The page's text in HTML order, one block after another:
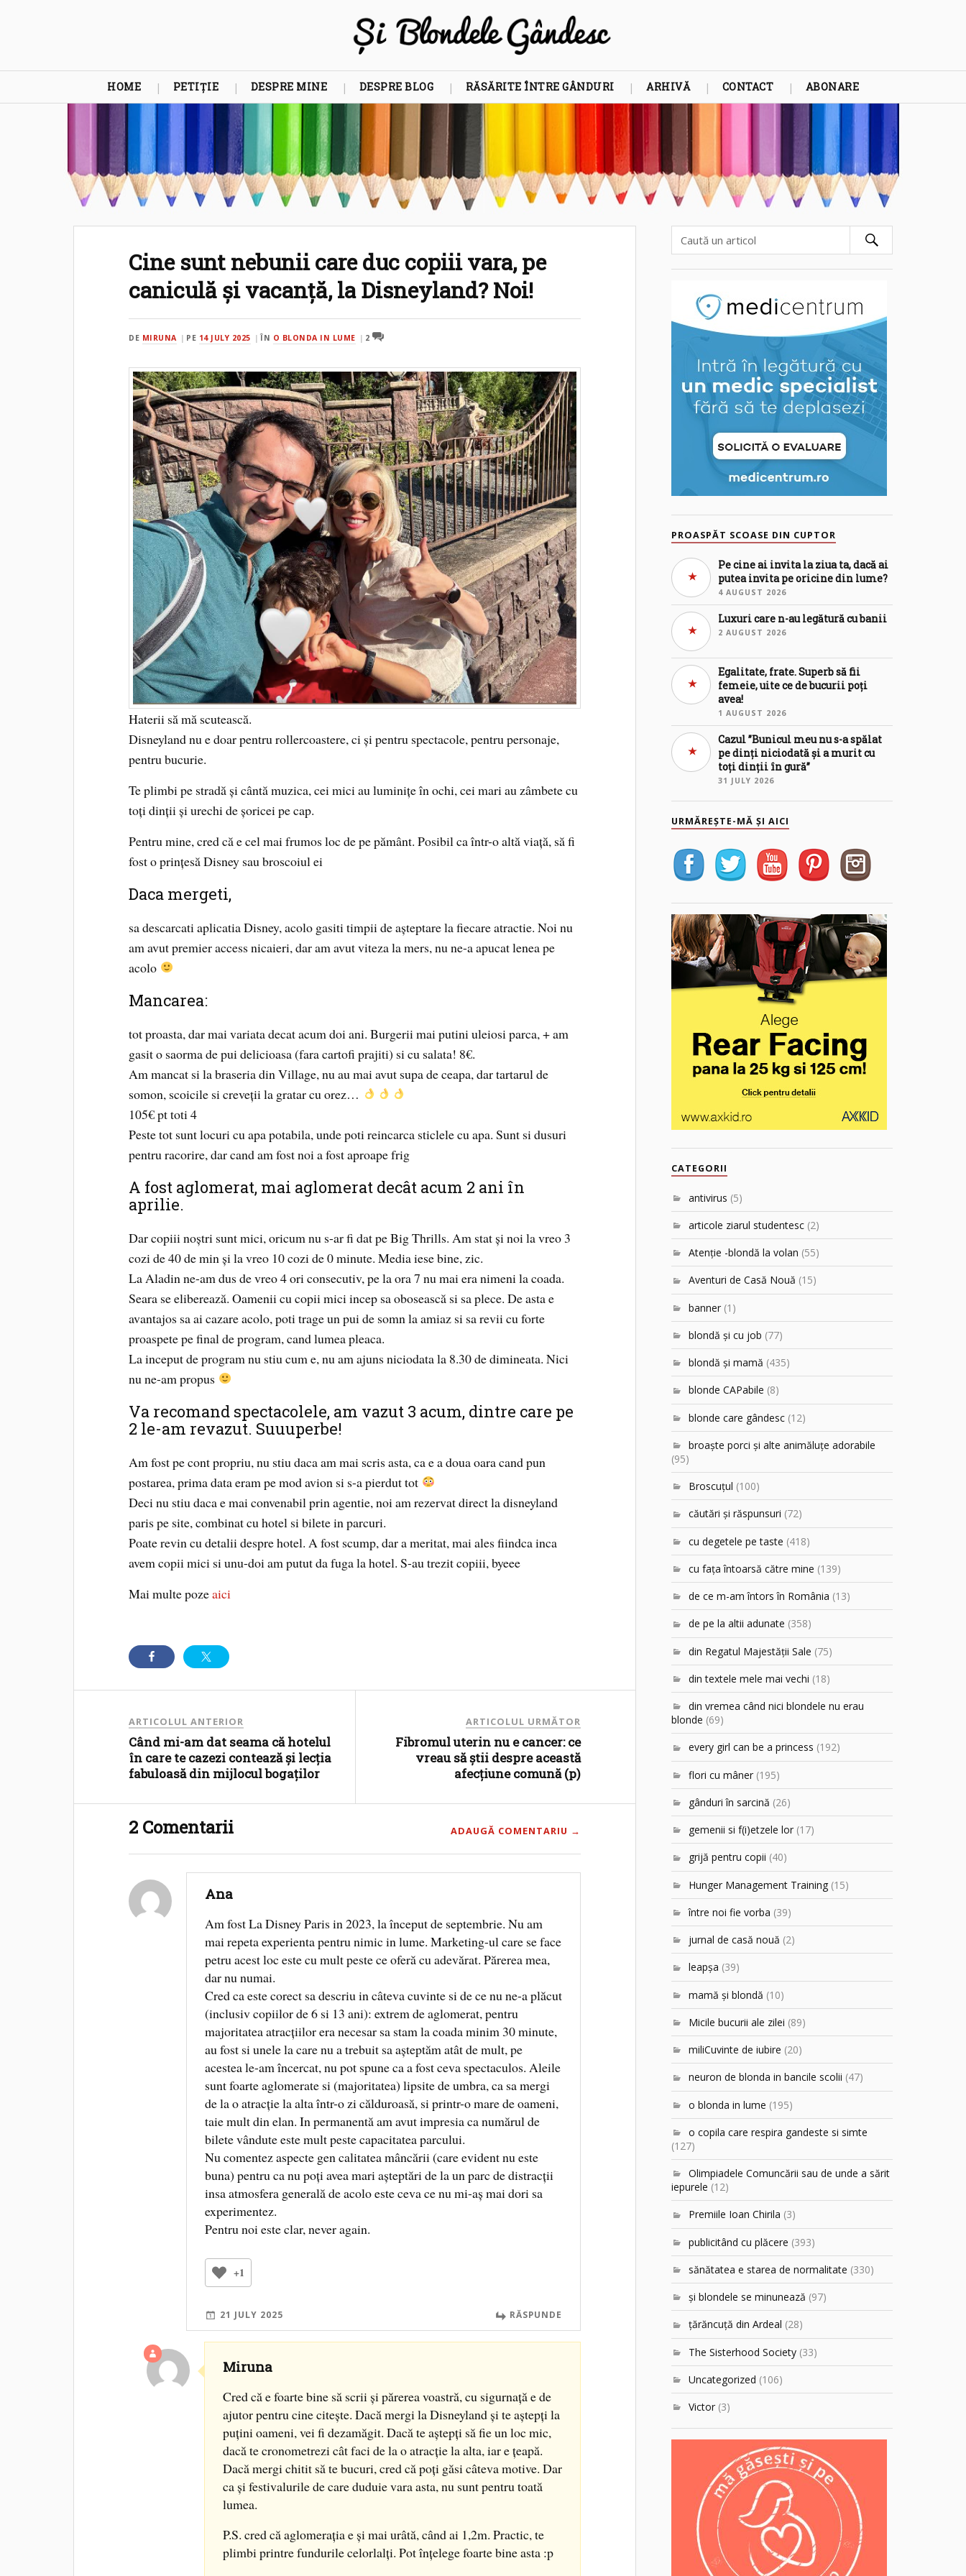
HOME PETIȚIE DESPRE MINE DESPRE BLOG RĂSĂRITE ÎNTRE GÂNDURI ARHIVĂ CONTACT ABONARE
Cine sunt nebunii care duc copiii vara, pe
caniculă și vacanță, la Disneyland? Noi!
DE MIRUNA PE 14 JULY 2025 ÎN O BLONDA IN LUME 2
Haterii să mă scutească.
Disneyland nu e doar pentru rollercoastere, ci și pentru spectacole, pentru personaje,
pentru bucurie.
Te plimbi pe stradă și cântă muzica, cei mici au luminițe în ochi, cei mari au zâmbete cu
toți dinții și urechi de șoricei pe cap.
Pentru mine, cred că e cel mai frumos loc de pe pământ. Posibil ca într-o altă viață, să fi
fost o prințesă Disney sau broscoiul ei
Daca mergeti,
sa descarcati aplicatia Disney, acolo gasiti timpii de așteptare la fiecare atractie. Noi nu
am avut premier access nicaieri, dar am avut viteza la mers, nu ne-a apucat lenea pe
acolo
Mancarea:
tot proasta, dar mai variata decat acum doi ani. Burgerii mai putini uleiosi parca, + am
gasit o saorma de pui delicioasa (fara cartofi prajiti) si cu salata! 8€.
Am mancat si la braseria din Village, nu au mai avut supa de ceapa, dar tartarul de
somon, scoicile si creveții la gratar cu orez…
105€ pt toti 4
Peste tot sunt locuri cu apa potabila, unde poti reincarca sticlele cu apa. Sunt si dusuri
pentru racorire, dar cand am fost noi a fost aproape frig
A fost aglomerat, mai aglomerat decât acum 2 ani în
aprilie.
Dar copiii noștri sunt mici, oricum nu s-ar fi dat pe Big Thrills. Am stat și noi la vreo 3
cozi de 40 de min și la vreo 10 cozi de 0 minute. Media iese bine, zic.
La Aladin ne-am dus de vreo 4 ori consecutiv, pe la ora 7 nu mai era nimeni la coada.
Seara se eliberează. Oamenii cu copii mici incep sa obosească si sa plece. De asta e
avantajos sa ai cazare acolo, poti trage un pui de somn la amiaz si sa revii cu forte
proaspete pe final de program, cand lumea pleaca.
La inceput de program nu stiu cum e, nu am ajuns niciodata la 8.30 de dimineata. Nici
nu ne-am propus
Va recomand spectacolele, am vazut 3 acum, dintre care pe
2 le-am revazut. Suuuperbe!
Am fost pe cont propriu, nu stiu daca am mai scris asta, ca e a doua oara cand pun
postarea, prima data eram pe mod avion si s-a pierdut tot
Deci nu stiu daca e mai convenabil prin agentie, noi am rezervat direct la disneyland
paris pe site, combinat cu hotel si bilete in parcuri.
Poate revin cu detalii despre hotel. A fost scump, dar a meritat, mai ales fiindca inca
avem copii mici si unu-doi am putut da fuga la hotel. S-au trezit copiii, byeee
Mai multe pozeaici
ARTICOLUL ANTERIOR
Când mi-am dat seama că hotelul
în care te cazezi contează și lecția
fabuloasă din mijlocul bogaților
ARTICOLUL URMĂTOR
Fibromul uterin nu e cancer: ce
vreau să știi despre această
afecțiune comună (p)
2 Comentarii ADAUGĂ COMENTARIU →
Ana
Am fost La Disney Paris in 2023, la început de septembrie. Nu am
mai repeta experienta pentru nimic in lume. Marketing-ul care se face
petru acest loc este cu mult peste ce oferă cu adevărat. Părerea mea,
dar nu numai.
Cred ca este corect sa descriu in câteva cuvinte si de ce nu ne-a plăcut
(inclusiv copiilor de 6 si 13 ani): extrem de aglomerat, pentru
majoritatea atracțiilor era necesar sa stam la coada minim 30 minute,
au fost si unele la care nu a trebuit sa așteptăm atât de mult, pe
acestea le-am încercat, nu pot spune ca a fost ceva spectaculos. Aleile
sunt foarte aglomerate si (majoritatea) lipsite de umbra, ca sa mergi
de la o atracție la alta într-o zi călduroasă, si printr-o mare de oameni,
taie mult din elan. In permanentă am avut impresia ca numărul de
bilete vândute este mult peste capacitatea parcului.
Nu comentez aspecte gen calitatea mâncării (care evident nu este
buna) pentru ca nu poți avea mari așteptări de la un parc de distracții
insa atmosfera generală de acolo este ceva ce nu mi-aș mai dori sa
experimentez.
Pentru noi este clar, never again.
+1
21 JULY 2025 RĂSPUNDE
Miruna
Cred că e foarte bine să scrii și părerea voastră, cu sigurnață e de
ajutor pentru cine citește. Dacă mergi la Disneyland și te aștepți la
puțini oameni, vei fi dezamăgit. Dacă te aștepți să fie un loc mic,
dacă te cronometrezi cât faci de la o atracție la alta, iar e țeapă.
Dacă mergi chitit să te bucuri, cred că poți găsi câteva motive. Dar
ca și festivalurile de care duduie vara asta, nu sunt pentru toată
lumea.
P.S. cred că aglomerația e și mai urâtă, când ai 1,2m. Practic, te
plimbi printre fundurile celorlalți. Pot înțelege foarte bine asta :p
PROASPĂT SCOASE DIN CUPTOR
Pe cine ai invita la ziua ta, dacă ai
putea invita pe oricine din lume?
4 AUGUST 2026
Luxuri care n-au legătură cu banii
2 AUGUST 2026
Egalitate, frate. Superb să fii
femeie, uite ce de bucurii poți
avea!
1 AUGUST 2026
Cazul ”Bunicul meu nu s-a spălat
pe dinți niciodată și a murit cu
toți dinții în gură”
31 JULY 2026
URMĂREȘTE-MĂ ȘI AICI
CATEGORII
antivirus (5)
articole ziarul studentesc (2)
Atenţie -blondă la volan (55)
Aventuri de Casă Nouă (15)
banner (1)
blondă şi cu job (77)
blondă şi mamă (435)
blonde CAPabile (8)
blonde care gândesc (12)
broaşte porci şi alte animăluţe adorabile
(95)
Broscuțul (100)
căutări şi răspunsuri (72)
cu degetele pe taste (418)
cu faţa întoarsă către mine (139)
de ce m-am întors în România (13)
de pe la altii adunate (358)
din Regatul Majestăţii Sale (75)
din textele mele mai vechi (18)
din vremea când nici blondele nu erau
blonde (69)
every girl can be a princess (192)
flori cu mâner (195)
gânduri în sarcină (26)
gemenii si f(i)etzele lor (17)
grijă pentru copii (40)
Hunger Management Training (15)
între noi fie vorba (39)
jurnal de casă nouă (2)
leapşa (39)
mamă şi blondă (10)
Micile bucurii ale zilei (89)
miliCuvinte de iubire (20)
neuron de blonda in bancile scolii (47)
o blonda in lume (195)
o copila care respira gandeste si simte
(127)
Olimpiadele Comuncării sau de unde a sărit
iepurele (12)
Premiile Ioan Chirila (3)
publicitând cu plăcere (393)
sănătatea e starea de normalitate (330)
şi blondele se minunează (97)
ţărăncuţă din Ardeal (28)
The Sisterhood Society (33)
Uncategorized (106)
Victor (3)